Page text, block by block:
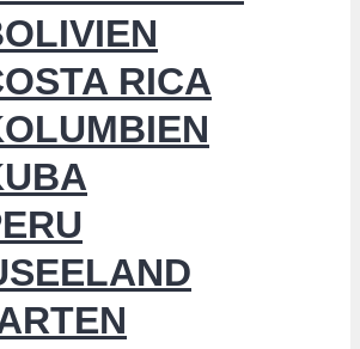
RICA